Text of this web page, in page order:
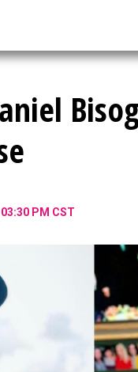
03:30 PM CST